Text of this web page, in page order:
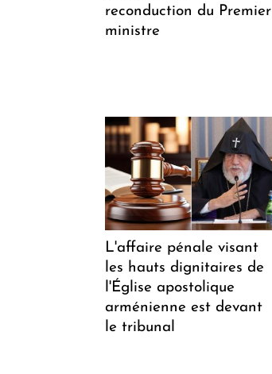
reconduction du Premier
ministre
L'affaire pénale visant
les hauts dignitaires de
l'Église apostolique
arménienne est devant
le tribunal